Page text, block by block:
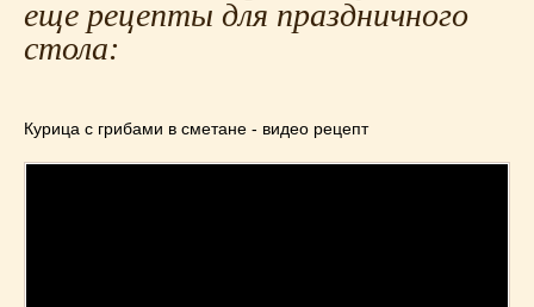
еще рецепты для праздничного
стола:
Курица с грибами в сметане - видео рецепт